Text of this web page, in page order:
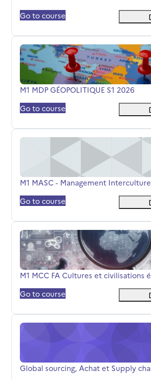
Go to course
M1 MDP GÉOPOLITIQUE S1 2026
Titolo del corso
M1 MDP GÉOPOLITIQUE S1 2026
Go to course
M1 MASC - Management Interculturel
Titolo del corso
M1 MASC - Management
Go to course
M1 MCC FA Cultures et civilisations
Titolo del corso
M1 MCC FA Cultures et civilisations
Go to course
Global sourcing, Achat et Supply chain
Titolo del corso
Global sourcing, Achat et Supply